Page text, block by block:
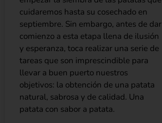
cuidaremos hasta su cosechado en
septiembre. Sin embargo, antes de dar
comienzo a esta etapa llena de ilusión
y esperanza, toca realizar una serie de
tareas que son imprescindible para
llevar a buen puerto nuestros
objetivos: la obtención de una patata
natural, sabrosa y de calidad. Una
patata con sabor a patata.